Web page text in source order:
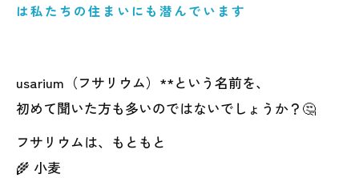
は私たちの住まいにも潜んでいます
usarium（フサリウム）**という名前を、
初めて聞いた方も多いのではないでしょうか？🤔
フサリウムは、もともと
🌾 小麦